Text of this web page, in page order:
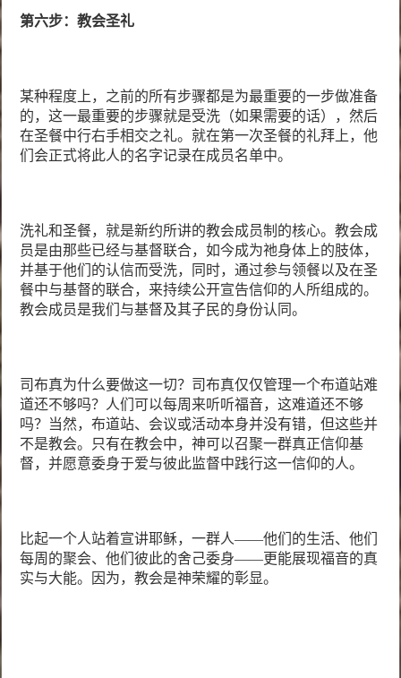
第六步：教会圣礼
某种程度上，之前的所有步骤都是为最重要的一步做准备
的，这一最重要的步骤就是受洗（如果需要的话），然后
在圣餐中行右手相交之礼。就在第一次圣餐的礼拜上，他
们会正式将此人的名字记录在成员名单中。
洗礼和圣餐，就是新约所讲的教会成员制的核心。教会成
员是由那些已经与基督联合，如今成为祂身体上的肢体，
并基于他们的认信而受洗，同时，通过参与领餐以及在圣
餐中与基督的联合，来持续公开宣告信仰的人所组成的。
教会成员是我们与基督及其子民的身份认同。
司布真为什么要做这一切？司布真仅仅管理一个布道站难
道还不够吗？人们可以每周来听听福音，这难道还不够
吗？当然，布道站、会议或活动本身并没有错，但这些并
不是教会。只有在教会中，神可以召聚一群真正信仰基
督，并愿意委身于爱与彼此监督中践行这一信仰的人。
比起一个人站着宣讲耶稣，一群人——他们的生活、他们
每周的聚会、他们彼此的舍己委身——更能展现福音的真
实与大能。因为，教会是神荣耀的彰显。